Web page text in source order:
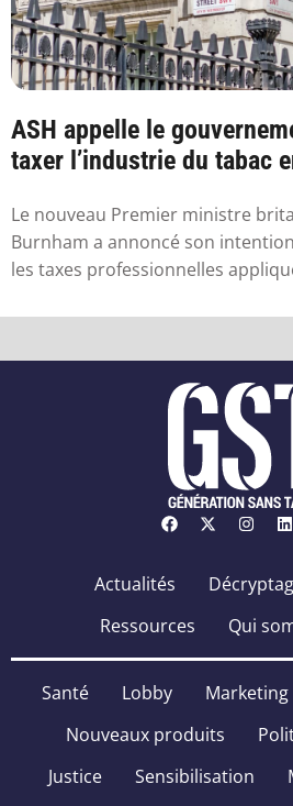
ASH appelle le
taxer l’industrie du tabac
Le nouveau Premier ministre
Burnham a annoncé son
les taxes professionnelles
Actualités
Ressources
Qui
Santé Lobby Marketing
Nouveaux produits
Justice
Sensibilisation